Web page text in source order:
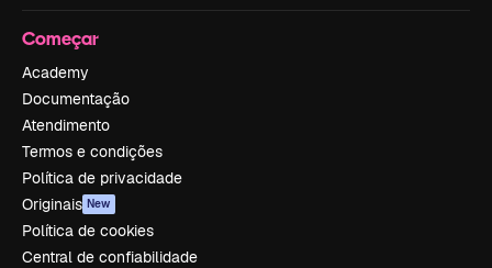
Começar
Academy
Documentação
Atendimento
Termos e condições
Política de privacidade
Originais New
Política de cookies
Central de confiabilidade